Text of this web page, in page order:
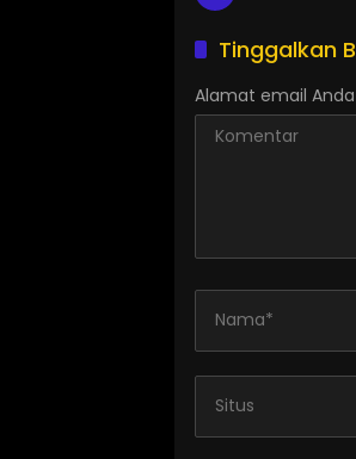
Tinggalkan
Alamat email